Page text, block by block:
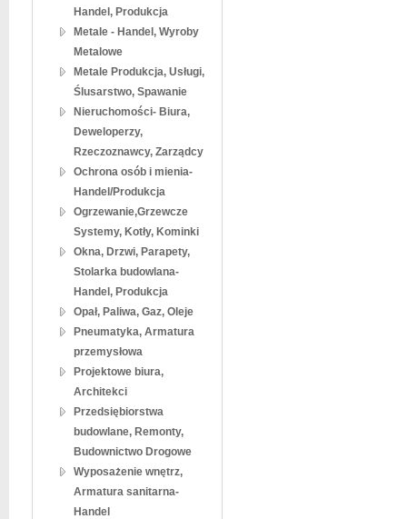
Handel, Produkcja
Metale - Handel, Wyroby
Metalowe
Metale Produkcja, Usługi,
Ślusarstwo, Spawanie
Nieruchomości- Biura,
Deweloperzy,
Rzeczoznawcy, Zarządcy
Ochrona osób i mienia-
Handel/Produkcja
Ogrzewanie,Grzewcze
Systemy, Kotły, Kominki
Okna, Drzwi, Parapety,
Stolarka budowlana-
Handel, Produkcja
Opał, Paliwa, Gaz, Oleje
Pneumatyka, Armatura
przemysłowa
Projektowe biura,
Architekci
Przedsiębiorstwa
budowlane, Remonty,
Budownictwo Drogowe
Wyposażenie wnętrz,
Armatura sanitarna-
Handel